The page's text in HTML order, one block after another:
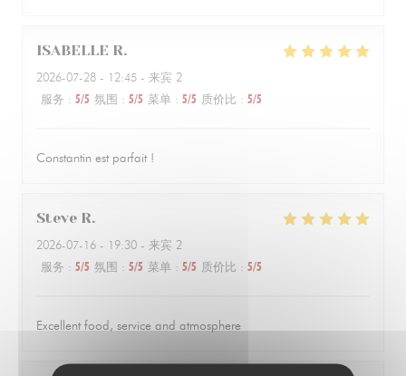
ISABELLE R
2026-07-28 - 12:45 - 来宾 2
服务 : 5/5 氛围 : 5/5 菜单 : 5/5 质价比 : 5/5
Constantin est parfait !
Steve R
2026-07-16 - 19:30 - 来宾 2
服务 : 5/5 氛围 : 5/5 菜单 : 5/5 质价比 : 5/5
Excellent food, service and atmosphere